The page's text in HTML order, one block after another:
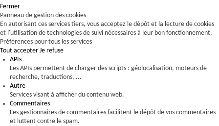
Fermer
Panneau de gestion des cookies
En autorisant ces services tiers, vous acceptez le dépôt et la lecture de cookies
et l'utilisation de technologies de suivi nécessaires à leur bon fonctionnement.
Préférences pour tous les services
Tout accepter Je refuse
APIs
Les APIs permettent de charger des scripts : géolocalisation, moteurs de
recherche, traductions, ...
Autre
Services visant à afficher du contenu web.
Commentaires
Les gestionnaires de commentaires facilitent le dépôt de vos commentaires
et luttent contre le spam.